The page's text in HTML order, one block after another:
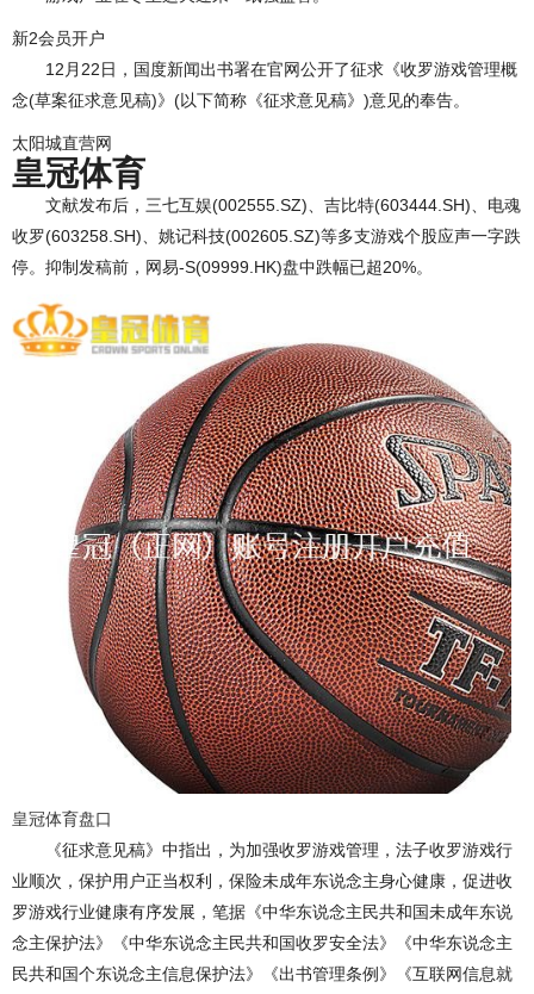
新2会员开户
12月22日，国度新闻出书署在官网公开了征求《收罗游戏管理概
念(草案征求意见稿)》(以下简称《征求意见稿》)意见的奉告。
太阳城直营网
皇冠体育
文献发布后，三七互娱(002555.SZ)、吉比特(603444.SH)、电魂
收罗(603258.SH)、姚记科技(002605.SZ)等多支游戏个股应声一字跌
停。抑制发稿前，网易-S(09999.HK)盘中跌幅已超20%。
皇冠体育盘口
《征求意见稿》中指出，为加强收罗游戏管理，法子收罗游戏行
业顺次，保护用户正当权利，保险未成年东说念主身心健康，促进收
罗游戏行业健康有序发展，笔据《中华东说念主民共和国未成年东说
念主保护法》《中华东说念主民共和国收罗安全法》《中华东说念主
民共和国个东说念主信息保护法》《出书管理条例》《互联网信息就